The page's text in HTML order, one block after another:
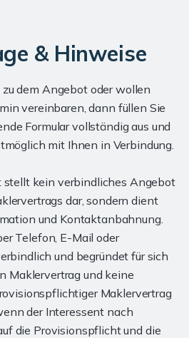
& Hinweise
dem Angebot oder wollen
vereinbaren, dann füllen Sie
Formular vollständig aus und
mit Ihnen in Verbindung.
stellt kein verbindliches Angebot
dar, sondern dient
und Kontaktanbahnung.
Telefon, E-Mail oder
und begründet für sich
Maklervertrag und keine
Maklervertrag
der Interessent nach
die Provisionspflicht und die